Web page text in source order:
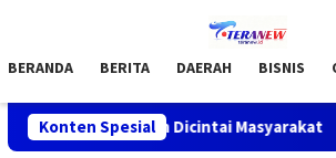
Mobile
BERANDA BERITA DAERAH BISNIS
Konten Spesial
Makin Dicintai Masyarakat